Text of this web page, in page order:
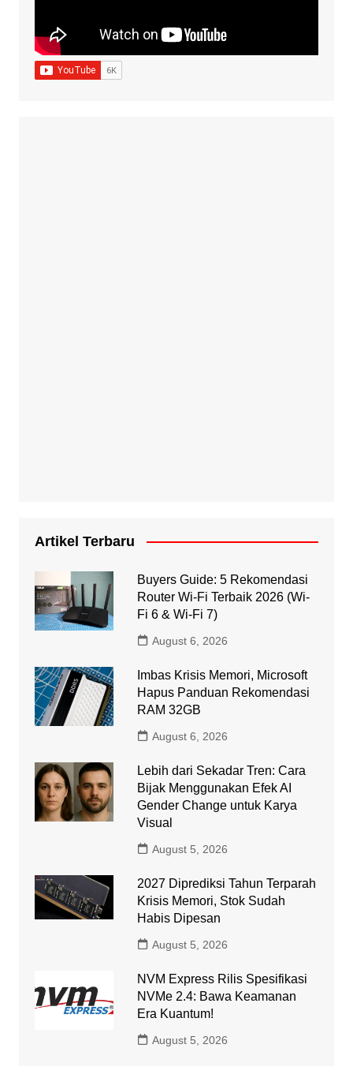
Artikel Terbaru
Buyers Guide: 5 Rekomendasi
Router Wi-Fi Terbaik 2026 (Wi-
Fi 6 & Wi-Fi 7)
August 6, 2026
Imbas Krisis Memori, Microsoft
Hapus Panduan Rekomendasi
RAM 32GB
August 6, 2026
Lebih dari Sekadar Tren: Cara
Bijak Menggunakan Efek AI
Gender Change untuk Karya
Visual
August 5, 2026
2027 Diprediksi Tahun Terparah
Krisis Memori, Stok Sudah
Habis Dipesan
August 5, 2026
NVM Express Rilis Spesifikasi
NVMe 2.4: Bawa Keamanan
Era Kuantum!
August 5, 2026